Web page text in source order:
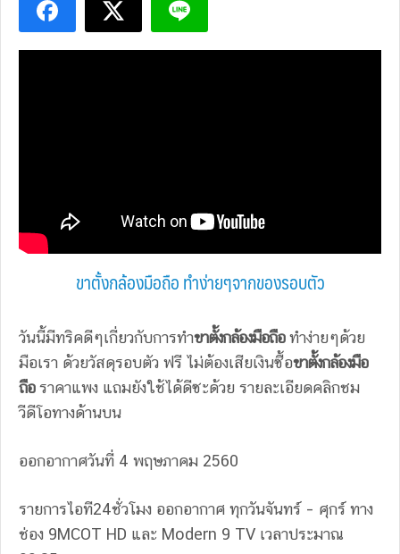
ขาตั้งกล้องมือถือ ทำง่ายๆจากของรอบตัว
วันนี้มีทริคดีๆเกี่ยวกับการทำขาตั้งกล้องมือถือทำง่ายๆด้วย
มือเรา ด้วยวัสดุรอบตัว ฟรี ไม่ต้องเสียเงินซื้อขาตั้งกล้องมือ
ถือราคาแพง แถมยังใช้ได้ดีซะด้วย รายละเอียดคลิกชม
วีดีโอทางด้านบน
ออกอากาศวันที่ 4 พฤษภาคม 2560
รายการไอที24ชั่วโมง ออกอากาศ ทุกวันจันทร์ – ศุกร์ ทาง
ช่อง 9MCOT HD และ Modern 9 TV เวลาประมาณ